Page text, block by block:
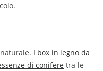
I box in legno da
di conifere tra le